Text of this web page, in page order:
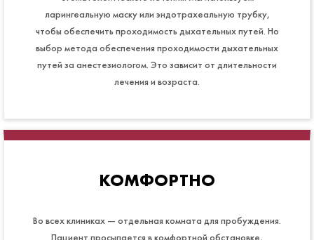
ларингеальную маску или эндотрахеальную трубку,
чтобы обеспечить проходимость дыхательных путей. Но
выбор метода обеспечения проходимости дыхательных
путей за анестезиологом. Это зависит от длительности
лечения и возраста.
КОМФОРТНО
Во всех клиниках — отдельная комната для пробуждения.